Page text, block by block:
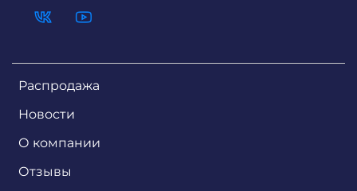
Распродажа
Новости
О компании
Отзывы